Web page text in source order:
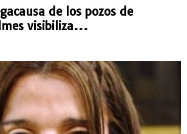
de los pozos de
visibiliza...